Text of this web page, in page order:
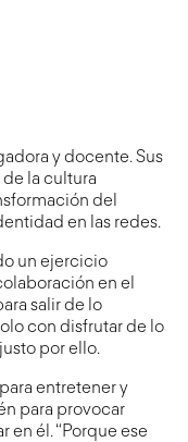
y docente. Sus
la cultura
del
en las redes.
un ejercicio
en el
salir de lo
con disfrutar de lo
por ello.
entretener y
para provocar
en él. “Porque ese